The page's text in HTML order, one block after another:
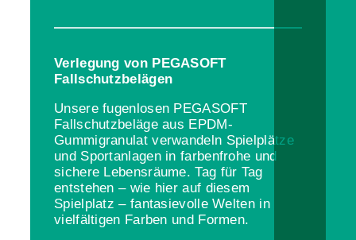
Verlegung von PEGASOFT
Fallschutzbelägen
Unsere fugenlosen PEGASOFT
Fallschutzbeläge aus EPDM-
Gummigranulat verwandeln Spielplätze
und Sportanlagen in farbenfrohe und
sichere Lebensräume. Tag für Tag
entstehen – wie hier auf diesem
Spielplatz – fantasievolle Welten in
vielfältigen Farben und Formen.